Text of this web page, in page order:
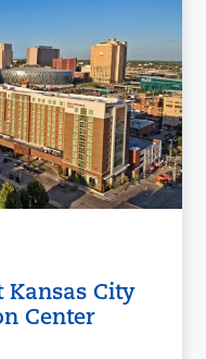
Kansas City
Center